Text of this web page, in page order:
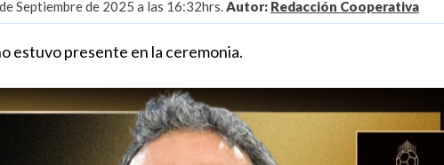
Septiembre de 2025 a las 16:32hrs.Autor: Redacción Cooperativa
estuvo presente en la ceremonia.